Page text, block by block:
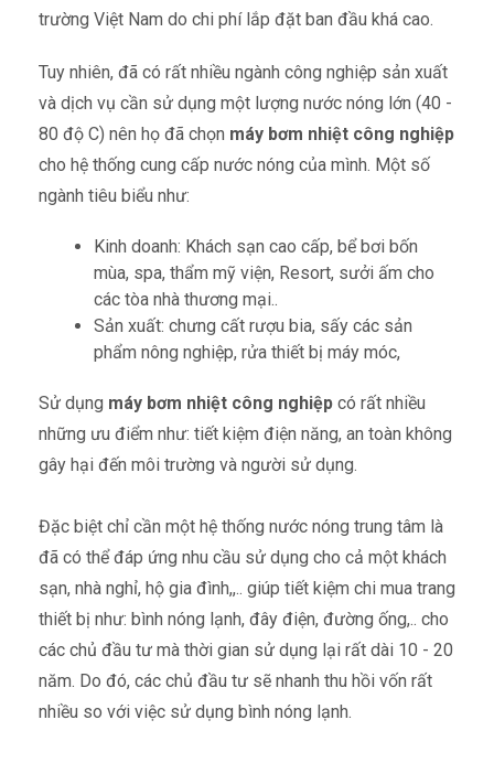
trường Việt Nam do chi phí lắp đặt ban đầu khá cao.
Tuy nhiên, đã có rất nhiều ngành công nghiệp sản xuất
và dịch vụ cần sử dụng một lượng nước nóng lớn (40 -
80 độ C) nên họ đã chọn máy bơm nhiệt công nghiệp
cho hệ thống cung cấp nước nóng của mình. Một số
ngành tiêu biểu như:
Kinh doanh: Khách sạn cao cấp, bể bơi bốn
mùa, spa, thẩm mỹ viện, Resort, sưởi ấm cho
các tòa nhà thương mại..
Sản xuất: chưng cất rượu bia, sấy các sản
phẩm nông nghiệp, rửa thiết bị máy móc,
Sử dụng máy bơm nhiệt công nghiệp có rất nhiều
những ưu điểm như: tiết kiệm điện năng, an toàn không
gây hại đến môi trường và người sử dụng.
Đặc biệt chỉ cần một hệ thống nước nóng trung tâm là
đã có thể đáp ứng nhu cầu sử dụng cho cả một khách
sạn, nhà nghỉ, hộ gia đình,,.. giúp tiết kiệm chi mua trang
thiết bị như: bình nóng lạnh, đây điện, đường ống,.. cho
các chủ đầu tư mà thời gian sử dụng lại rất dài 10 - 20
năm. Do đó, các chủ đầu tư sẽ nhanh thu hồi vốn rất
nhiều so với việc sử dụng bình nóng lạnh.